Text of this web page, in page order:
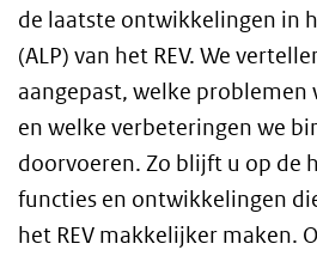
de laatste ontwikkelingen in
(ALP) van het REV. We
aangepast, welke problemen
en welke verbeteringen we
doorvoeren. Zo blijft u op de
functies en ontwikkelingen
het REV makkelijker maken.